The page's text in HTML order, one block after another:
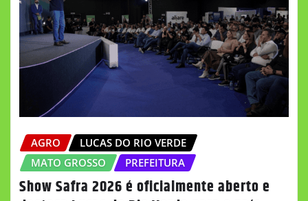
AGRO
LUCAS DO RIO VERDE
MATO GROSSO
PREFEITURA
Show Safra 2026 é oficialmente aberto e